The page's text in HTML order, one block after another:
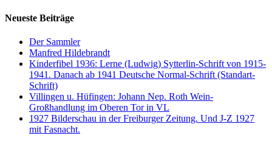
Neueste Beiträge
Der Sammler
Manfred Hildebrandt
Kinderfibel 1936: Lerne (Ludwig) Sytterlin-Schrift von 1915-
1941. Danach ab 1941 Deutsche Normal-Schrift (Standart-
Schrift)
Villingen u. Hüfingen: Johann Nep. Roth Wein-
Großhandlung im Oberen Tor in VL
1927 Bilderschau in der Freiburger Zeitung. Und J-Z 1927
mit Fasnacht.